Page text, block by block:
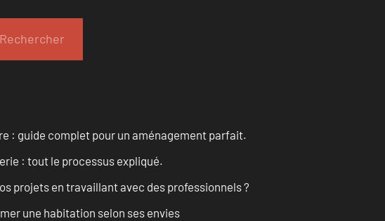
Rechercher
: guide complet pour un aménagement parfait.
: tout le processus expliqué.
projets en travaillant avec des professionnels ?
une habitation selon ses envies